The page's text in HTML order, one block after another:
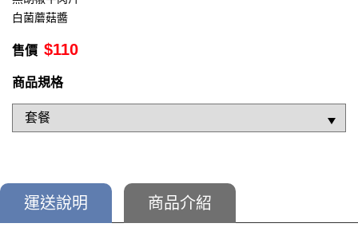
白菌蘑菇醬
售價 $110
商品規格
運送說明 商品介紹